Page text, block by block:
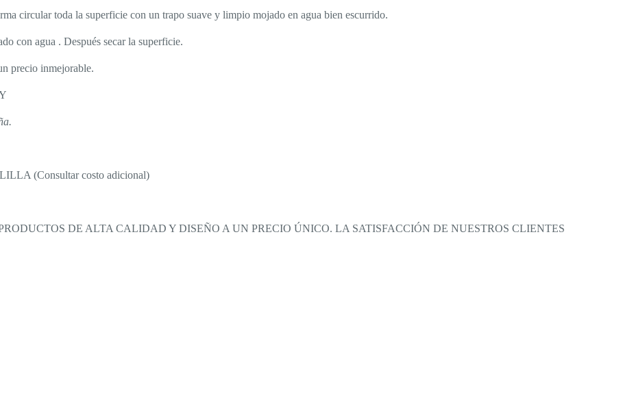
circular toda la superficie con un trapo suave y limpio mojado en agua bien escurrido.
con agua . Después secar la superficie.
precio inmejorable.
(Consultar costo adicional)
DE ALTA CALIDAD Y DISEÑO A UN PRECIO ÚNICO. LA SATISFACCIÓN DE NUESTROS CLIENTES